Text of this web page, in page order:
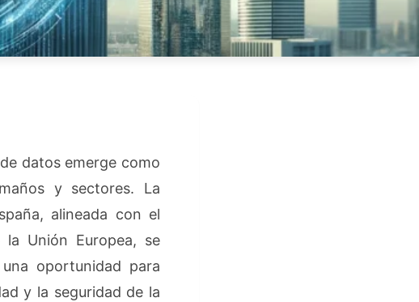
datos emerge como
y sectores. La
alineada con el
la Unión Europea, se
oportunidad para
y la seguridad de la